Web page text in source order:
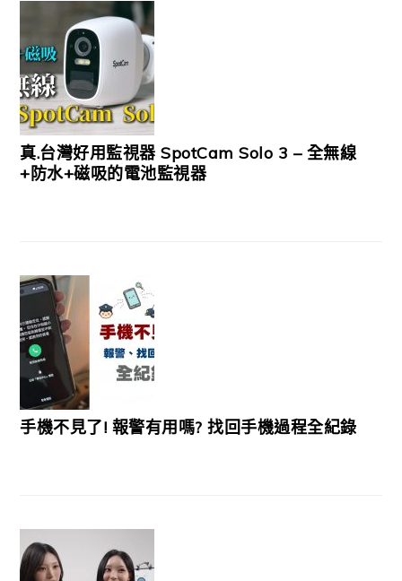
真.台灣好用監視器 SpotCam Solo 3 – 全無線
+防水+磁吸的電池監視器
手機不見了! 報警有用嗎? 找回手機過程全紀錄